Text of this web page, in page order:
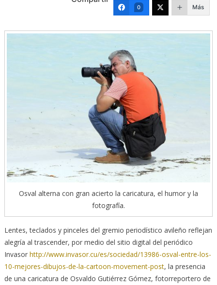
0 Más
Osval alterna con gran acierto la caricatura, el humor y la
fotografía.
Lentes, teclados y pinceles del gremio periodístico avileño reflejan
alegría al trascender, por medio del sitio digital del periódico
Invasor http://www.invasor.cu/es/sociedad/13986-osval-entre-los-
10-mejores-dibujos-de-la-cartoon-movement-post, la presencia
de una caricatura de Osvaldo Gutiérrez Gómez, fotorreportero de